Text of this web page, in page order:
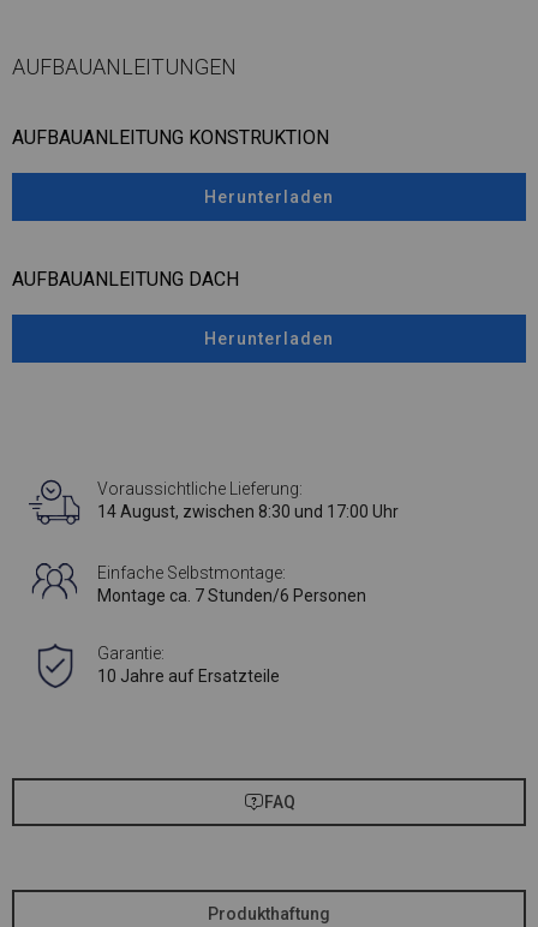
AUFBAUANLEITUNGEN
AUFBAUANLEITUNG KONSTRUKTION
Herunterladen
AUFBAUANLEITUNG DACH
Herunterladen
Voraussichtliche Lieferung:
14 August, zwischen 8:30 und 17:00 Uhr
Einfache Selbstmontage:
Montage ca. 7 Stunden/6 Personen
Garantie:
10 Jahre auf Ersatzteile
FAQ
Produkthaftung